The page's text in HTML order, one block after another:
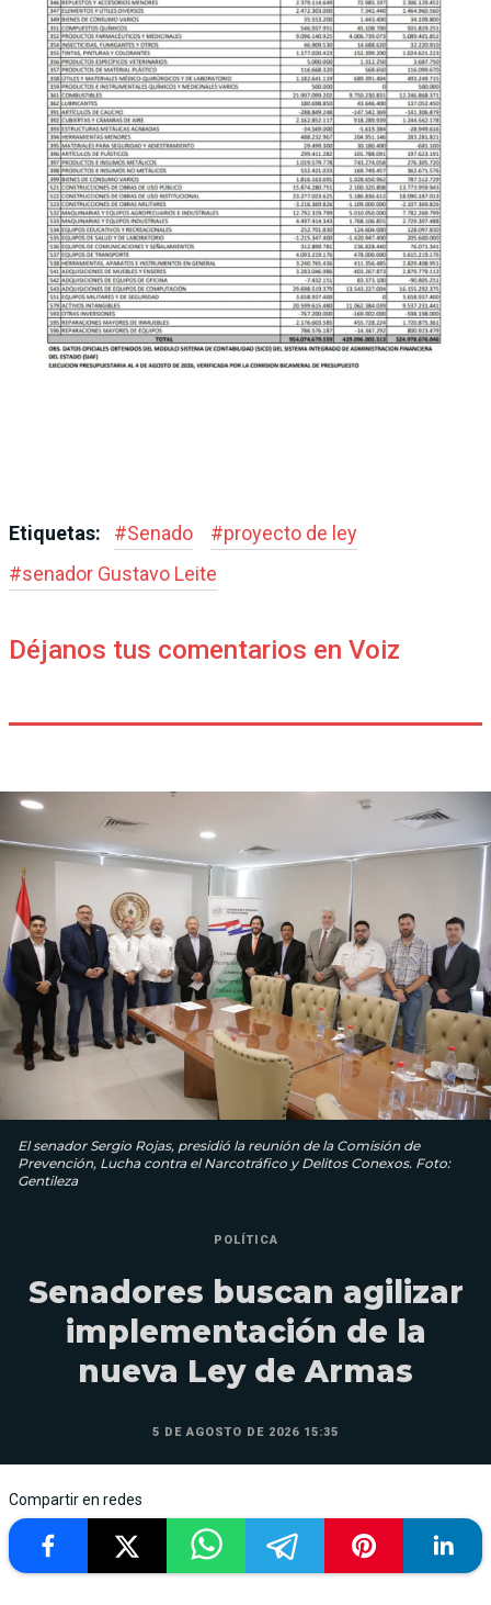
Etiquetas: #Senado #proyecto de ley
#senador Gustavo Leite
Déjanos tus comentarios en Voiz
El senador Sergio Rojas, presidió la reunión de la Comisión de
Prevención, Lucha contra el Narcotráfico y Delitos Conexos. Foto:
Gentileza
POLÍTICA
Senadores buscan agilizar
implementación de la
nueva Ley de Armas
5 DE AGOSTO DE 2026 15:35
Compartir en redes